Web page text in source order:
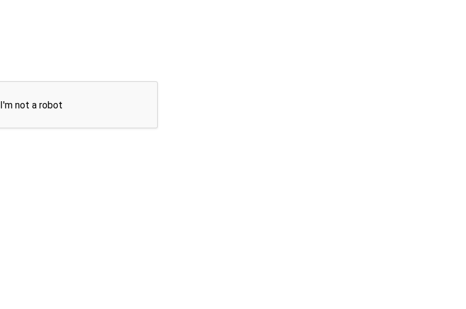
I'm not a robot